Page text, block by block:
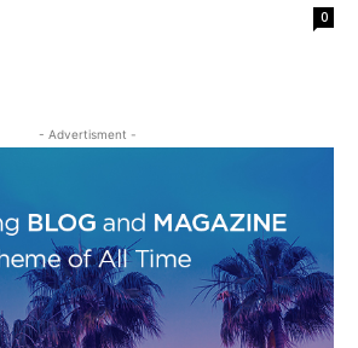
0
- Advertisment -